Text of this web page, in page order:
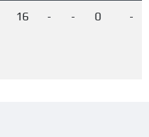
16 - - 0 -